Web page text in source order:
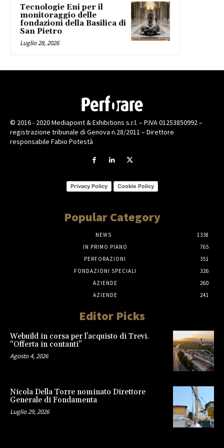
Tecnologie Eni per il
monitoraggio delle
fondazioni della Basilica di
San Pietro
Luglio 28, 2026
© 2016 - 2020 Mediapoint & Exhibitions s.r.l. – P.IVA 01253850992 –
registrazione tribunale di Genova n.28/2011 – Direttore
responsabile Fabio Potestà
Privacy Policy Cookie Policy
Popular Category
NEWS
1338
IN PRIMO PIANO
765
PERFORAZIONI
351
FONDAZIONI SPECIALI
326
AZIENDE
260
AZIENDE
241
Editor Picks
Webuild in corsa per l’acquisto di Trevi.
“Offerta in contanti”
Agosto 4, 2026
Nicola Della Torre nominato Direttore
Generale di Fondamenta
Luglio 29, 2026